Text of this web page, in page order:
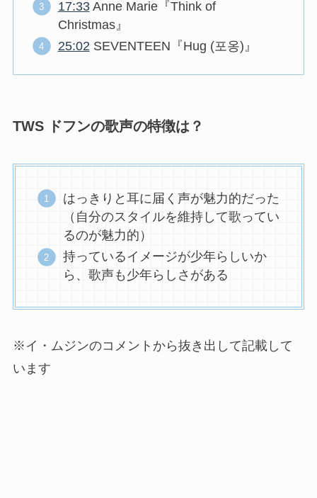
17:33Anne Marie『Think of
Christmas』
25:02SEVENTEEN『Hug (포옹)』
TWS ドフンの歌声の特徴は？
はっきりと耳に届く声が魅力的だった
（自分のスタイルを維持して歌ってい
るのが魅力的）
持っているイメージが少年らしいか
ら、歌声も少年らしさがある
※イ・ムジンのコメントから抜き出して記載して
います